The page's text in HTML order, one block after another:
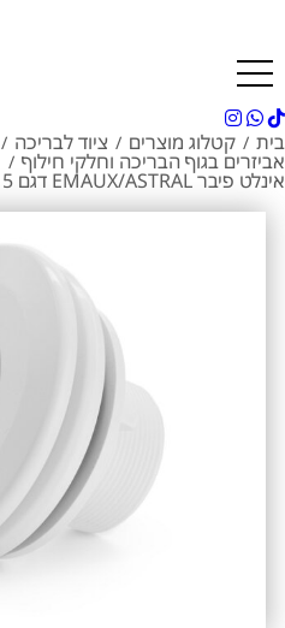
בית / קטלוג מוצרים / ציוד לבריכה /
אביזרים בגוף הבריכה וחלקי חילוף /
אינלט פיבר EMAUX/ASTRAL דגם EM4415 אמוקס